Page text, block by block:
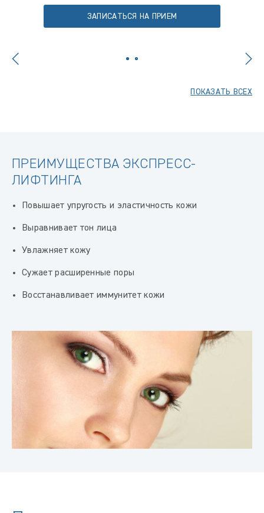
ЗАПИСАТЬСЯ НА ПРИЕМ
ПОКАЗАТЬ ВСЕХ
ПРЕИМУЩЕСТВА ЭКСПРЕСС-
ЛИФТИНГА
Повышает упругость и эластичность кожи
Выравнивает тон лица
Увлажняет кожу
Сужает расширенные поры
Восстанавливает иммунитет кожи